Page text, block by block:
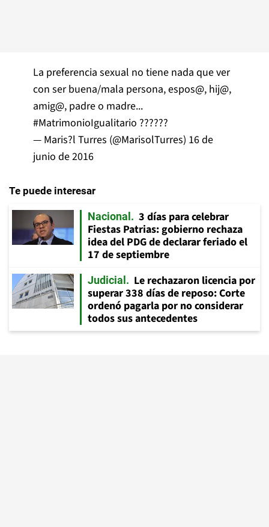
La preferencia sexual no tiene nada que ver
con ser buena/mala persona, espos@, hij@,
amig@, padre o madre...
#MatrimonioIgualitario ??????
— Maris?l Turres (@MarisolTurres) 16 de
junio de 2016
Te puede interesar
Nacional
3 días para celebrar
Fiestas Patrias: gobierno rechaza
idea del PDG de declarar feriado el
17 de septiembre
Judicial
Le rechazaron licencia por
superar 338 días de reposo: Corte
ordenó pagarla por no considerar
todos sus antecedentes